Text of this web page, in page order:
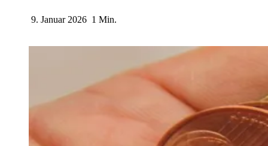
9. Januar 2026 1 Min.